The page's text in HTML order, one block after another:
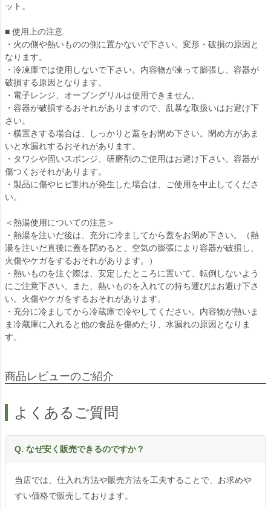
ット。
■ 使用上の注意
・火の側や熱いものの側に置かないで下さい。変形・破損の原因と
なります。
・冷凍庫では使用しないで下さい。内容物が凍って膨張し、容器が
破損する原因となります。
・電子レンジ、オーブングリルは使用できません。
・容器が破損するおそれがありますので、乱暴な取扱いはお避け下
さい。
・横置きする場合は、しっかりと蓋をお閉め下さい。閉め方があま
いと水漏れするおそれがあります。
・タワシや固いスポンジ、研磨剤のご使用はお避け下さい。容器が
傷つくおそれがあります。
・製品に傷やヒビ割れが発生した場合は、ご使用を中止してくださ
い。
＜熱湯使用についての注意＞
・熱湯を注いだ後は、充分に冷ましてから蓋をお閉め下さい。（熱
湯を注いだ直後に蓋を閉めると、空気の膨張により容器が破損し、
火傷やケガをするおそれがあります。）
・熱いものを注ぐ際は、安定したところに置いて、転倒しないよう
にご注意下さい。また、熱いものを入れての持ち運びはお避け下さ
い。火傷やケガをするおそれがあります。
・充分に冷ましてから冷蔵庫で冷やしてください。内容物が熱いま
ま冷蔵庫に入れると他の食品を傷めたり、水漏れの原因となりま
す。
商品レビューのご紹介
よくあるご質問
Q. なぜ安く販売できるのですか？
当店では、仕入れ方法や販売方法を工夫することで、お求めや
すい価格で販売しております。